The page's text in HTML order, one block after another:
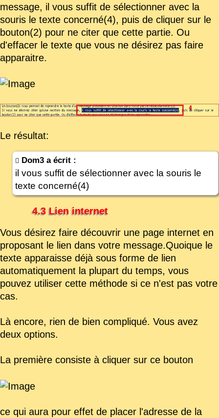
message, il vous suffit de sélectionner avec la
souris le texte concerné(4), puis de cliquer sur le
bouton(2) pour ne citer que cette partie. Ou
d'effacer le texte que vous ne désirez pas faire
apparaitre.
Le résultat:
Dom3 a écrit :
il vous suffit de sélectionner avec la souris le
texte concerné(4)
4.3 Lien internet
Vous désirez faire découvrir une page internet en
proposant le lien dans votre message.Quoique le
texte apparaisse déjà sous forme de lien
automatiquement la plupart du temps, vous
pouvez utiliser cette méthode si ce n'est pas votre
cas.
Là encore, rien de bien compliqué. Vous avez
deux options.
La première consiste à cliquer sur ce bouton
ce qui aura pour effet de placer l'adresse de la